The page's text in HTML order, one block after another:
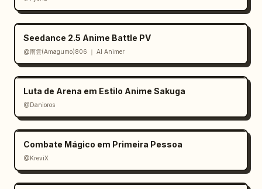
Seedance 2.5 Anime Battle PV
@雨雲(Amagumo)806 ｜ AI Animer
Luta de Arena em Estilo Anime Sakuga
@Danioros
Combate Mágico em Primeira Pessoa
@KreviX